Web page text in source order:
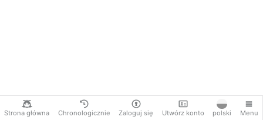
Strona główna Chronologicznie Zaloguj się Utwórz konto polski Menu